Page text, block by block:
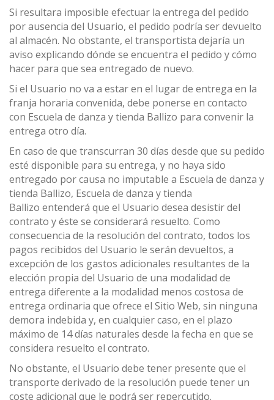
Si resultara imposible efectuar la entrega del pedido
por ausencia del Usuario, el pedido podría ser devuelto
al almacén. No obstante, el transportista dejaría un
aviso explicando dónde se encuentra el pedido y cómo
hacer para que sea entregado de nuevo.
Si el Usuario no va a estar en el lugar de entrega en la
franja horaria convenida, debe ponerse en contacto
con Escuela de danza y tienda Ballizo para convenir la
entrega otro día.
En caso de que transcurran 30 días desde que su pedido
esté disponible para su entrega, y no haya sido
entregado por causa no imputable a Escuela de danza y
tienda Ballizo, Escuela de danza y tienda
Ballizo entenderá que el Usuario desea desistir del
contrato y éste se considerará resuelto. Como
consecuencia de la resolución del contrato, todos los
pagos recibidos del Usuario le serán devueltos, a
excepción de los gastos adicionales resultantes de la
elección propia del Usuario de una modalidad de
entrega diferente a la modalidad menos costosa de
entrega ordinaria que ofrece el Sitio Web, sin ninguna
demora indebida y, en cualquier caso, en el plazo
máximo de 14 días naturales desde la fecha en que se
considera resuelto el contrato.
No obstante, el Usuario debe tener presente que el
transporte derivado de la resolución puede tener un
coste adicional que le podrá ser repercutido.